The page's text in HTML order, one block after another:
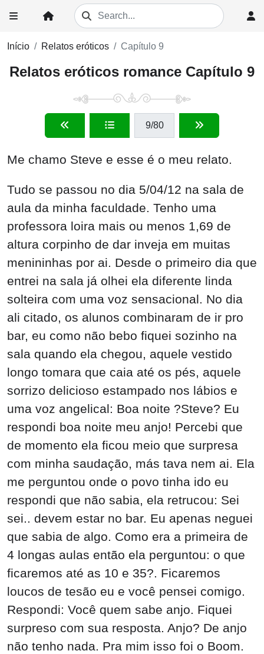
Início Relatos eróticos Capítulo 9
Relatos eróticos romance Capítulo 9
9/80
Me chamo Steve e esse é o meu relato.
Tudo se passou no dia 5/04/12 na sala de
aula da minha faculdade. Tenho uma
professora loira mais ou menos 1,69 de
altura corpinho de dar inveja em muitas
menininhas por ai. Desde o primeiro dia que
entrei na sala já olhei ela diferente linda
solteira com uma voz sensacional. No dia
ali citado, os alunos combinaram de ir pro
bar, eu como não bebo fiquei sozinho na
sala quando ela chegou, aquele vestido
longo tomara que caia até os pés, aquele
sorrizo delicioso estampado nos lábios e
uma voz angelical: Boa noite ?Steve? Eu
respondi boa noite meu anjo! Percebi que
de momento ela ficou meio que surpresa
com minha saudação, más tava nem ai. Ela
me perguntou onde o povo tinha ido eu
respondi que não sabia, ela retrucou: Sei
sei.. devem estar no bar. Eu apenas neguei
que sabia de algo. Como era a primeira de
4 longas aulas então ela perguntou: o que
ficaremos até as 10 e 35?. Ficaremos
loucos de tesão eu e você pensei comigo.
Respondi: Você quem sabe anjo. Fiquei
surpreso com sua resposta. Anjo? De anjo
não tenho nada. Pra mim isso foi o Boom.